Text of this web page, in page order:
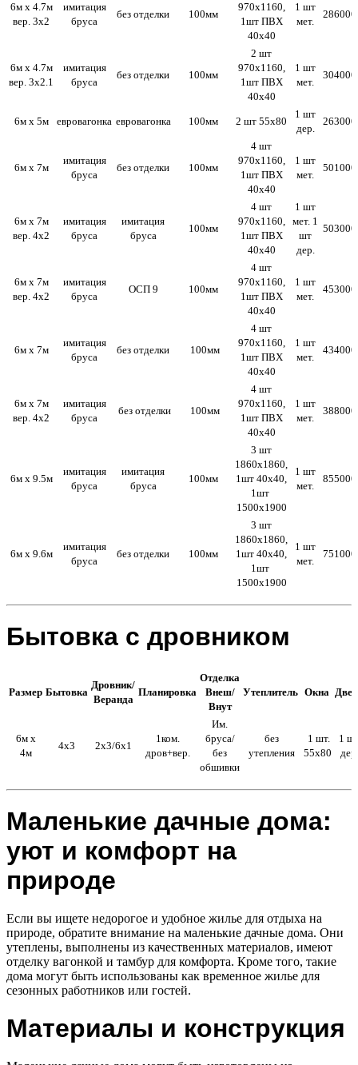
6м х 4.7м
вер. 3х2
имитация
бруса
без отделки 100мм
970х1160,
1шт ПВХ
40х40
1 шт
мет.
286000
6м х 4.7м
вер. 3х2.1
имитация
бруса
без отделки 100мм
2 шт
970х1160,
1шт ПВХ
40х40
1 шт
мет.
304000
6м х 5м евровагонка евровагонка 100мм 2 шт 55х80
1 шт
дер.
263000
6м х 7м
имитация
бруса
без отделки 100мм
4 шт
970х1160,
1шт ПВХ
40х40
1 шт
мет.
501000
6м х 7м
вер. 4х2
имитация
бруса
имитация
бруса
100мм
4 шт
970х1160,
1шт ПВХ
40х40
1 шт
мет. 1
шт
дер.
503000
6м х 7м
вер. 4х2
имитация
бруса
ОСП 9 100мм
4 шт
970х1160,
1шт ПВХ
40х40
1 шт
мет.
453000
6м х 7м
имитация
бруса
без отделки 100мм
4 шт
970х1160,
1шт ПВХ
40х40
1 шт
мет.
434000
6м х 7м
вер. 4х2
имитация
бруса
без отделки 100мм
4 шт
970х1160,
1шт ПВХ
40х40
1 шт
мет.
388000
6м х 9.5м
имитация
бруса
имитация
бруса
100мм
3 шт
1860х1860,
1шт 40х40,
1шт
1500х1900
1 шт
мет.
855000
6м х 9.6м
имитация
бруса
без отделки 100мм
3 шт
1860х1860,
1шт 40х40,
1шт
1500х1900
1 шт
мет.
751000
Бытовка с дровником
Размер Бытовка
Дровник/
Веранда
Планировка
Отделка
Внеш/
Внут
Утеплитель Окна
6м х
4м
4х3 2х3/6х1
1ком.
дров+вер.
Им.
бруса/
без
обшивки
без
утепления
1 шт.
55х80
1
дер.
Маленькие дачные дома:
уют и комфорт на
природе
Если вы ищете недорогое и удобное жилье для отдыха на
природе, обратите внимание на маленькие дачные дома. Они
утеплены, выполнены из качественных материалов, имеют
отделку вагонкой и тамбур для комфорта. Кроме того, такие
дома могут быть использованы как временное жилье для
сезонных работников или гостей.
Материалы и конструкция